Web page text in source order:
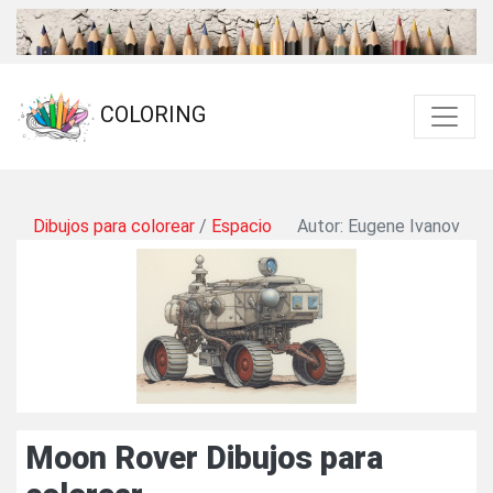
COLORING
Dibujos para colorear / Espacio Autor: Eugene Ivanov
Moon Rover Dibujos para